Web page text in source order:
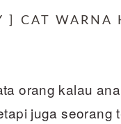
] CAT WARNA
orang kalau
juga seorang